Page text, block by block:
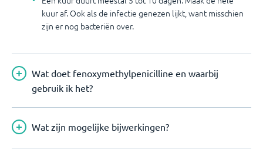
kuur af. Ook als de infectie genezen lijkt, want misschien
zijn er nog bacteriën over.
Wat doet fenoxymethylpenicilline en waarbij
gebruik ik het?
Wat zijn mogelijke bijwerkingen?